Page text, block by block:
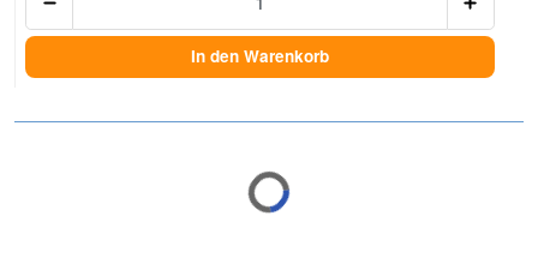
In den Warenkorb